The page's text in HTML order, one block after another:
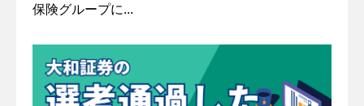
保険グループに...